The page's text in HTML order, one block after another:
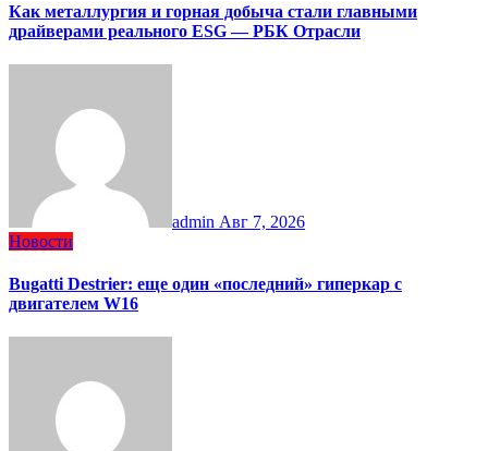
Как металлургия и горная добыча стали главными
драйверами реального ESG — РБК Отрасли
admin Авг 7, 2026
Новости
Bugatti Destrier: еще один «последний» гиперкар с
двигателем W16